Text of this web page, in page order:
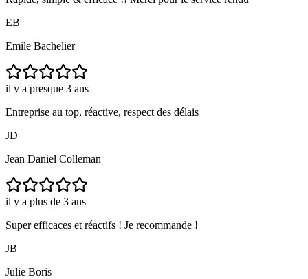
EB
Emile Bachelier
il y a presque 3 ans
Entreprise au top, réactive, respect des délais
JD
Jean Daniel Colleman
il y a plus de 3 ans
Super efficaces et réactifs ! Je recommande !
JB
Julie Boris